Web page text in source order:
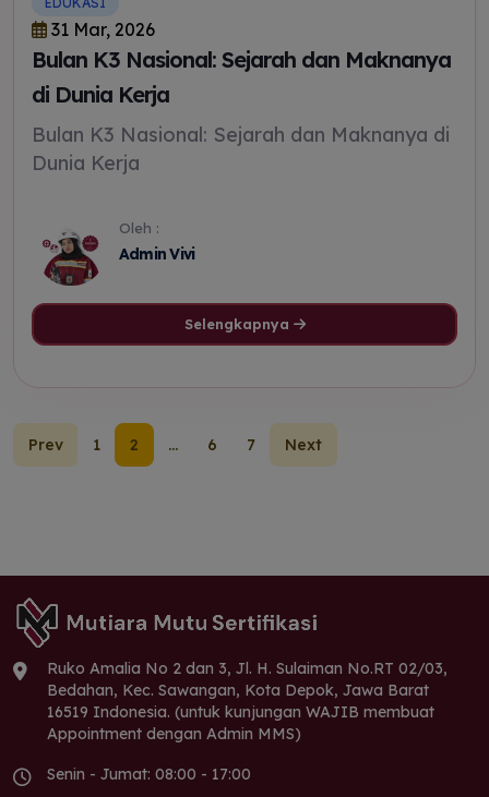
31 Mar, 2026
Bulan K3 Nasional: Sejarah dan Maknanya
di Dunia Kerja
Bulan K3 Nasional: Sejarah dan Maknanya di
Dunia Kerja
Oleh :
Admin Vivi
Selengkapnya
Prev 1 2 ... 6 7 Next
Ruko Amalia No 2 dan 3, Jl. H. Sulaiman No.RT 02/03,
Bedahan, Kec. Sawangan, Kota Depok, Jawa Barat
16519 Indonesia. (untuk kunjungan WAJIB membuat
Appointment dengan Admin MMS)
Senin - Jumat: 08:00 - 17:00